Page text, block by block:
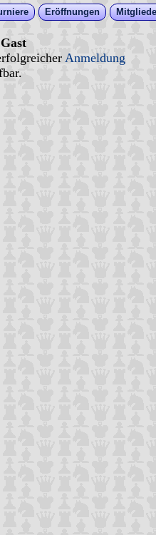
Eröffnungen
Anmeldung